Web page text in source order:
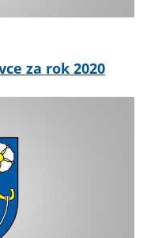
za rok 2020